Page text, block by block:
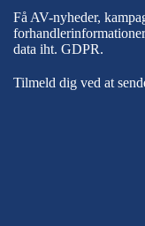
Få AV-nyheder,
data iht. GDPR.
Tilmeld dig ved at